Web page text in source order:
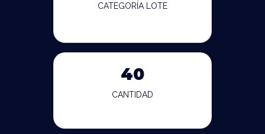
CATEGORÍA LOTE
40
CANTIDAD